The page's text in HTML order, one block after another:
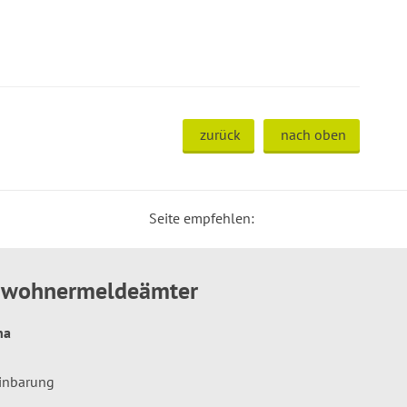
zurück nach oben
Seite empfehlen: